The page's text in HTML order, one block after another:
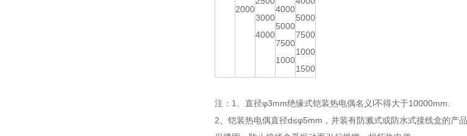
2000
3000
4000
4000
5000
7500
1000
5000
7500
1000
1500
注：1、直径φ3mm绝缘式铠装热电偶名义l不得大于10000mm.
2、铠装热电偶直径d≤φ5mm，并装有防溅式或防水式接线盒的产